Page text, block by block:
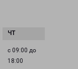
с 09:00 до
18:00